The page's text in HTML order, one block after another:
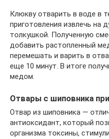
Клюкву отварить в воде в
приготовления извлечь на
толкушкой. Полученную
добавить растопленный
перемешать и варить в
еще 10 минут. В итоге
медом.
Отвары с шиповника
Отвар из шиповника —
антиоксидант, который
организма токсины,